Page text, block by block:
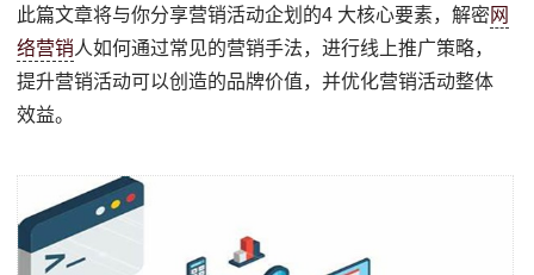
此篇文章将与你分享营销活动企划的4 大核心要素，解密 网
络营销人如何通过常见的营销手法，进行线上推广策略，
提升营销活动可以创造的品牌价值，并优化营销活动整体
效益。